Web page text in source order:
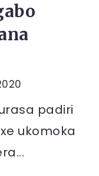
padiri
ukomoka